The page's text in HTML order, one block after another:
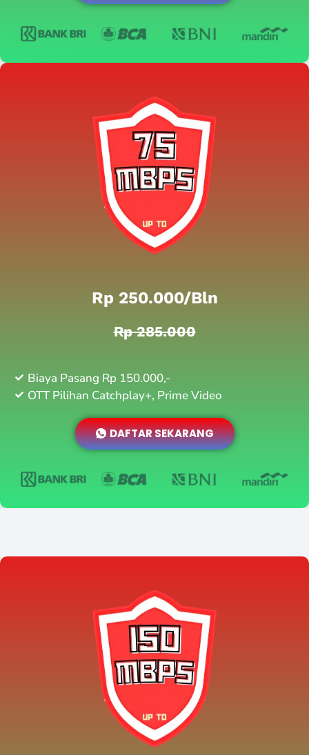
Rp 250.000/bln
Rp 285.000
Biaya Pasang Rp 150.000,-
OTT Pilihan Catchplay+, Prime Video
DAFTAR SEKARANG